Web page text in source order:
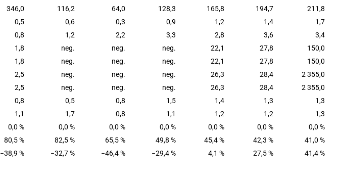
346,0 116,2 64,0 128,3 165,8 194,7
211,8
0,5 0,6 0,3 0,9 1,2 1,4
1,7
0,8 1,2 2,2 3,3 2,8 3,6
3,4
1,8 neg. neg. neg. 22,1 27,8
150,0
1,8 neg. neg. neg. 22,1 27,8
150,0
2,5 neg. neg. neg. 26,3 28,4
2 355,0
2,5 neg. neg. neg. 26,3 28,4
2 355,0
0,8 0,5 0,8 1,5 1,4 1,3
1,3
1,1 1,7 0,8 1,1 1,2 1,2
1,3
0,0 % 0,0 % 0,0 % 0,0 % 0,0 % 0,0 %
0,0 %
80,5 % 82,5 % 65,5 % 49,8 % 45,4 % 42,3 %
41,0 %
−38,9 % −32,7 % −46,4 % −29,4 % 4,1 % 27,5 % 41,4 %